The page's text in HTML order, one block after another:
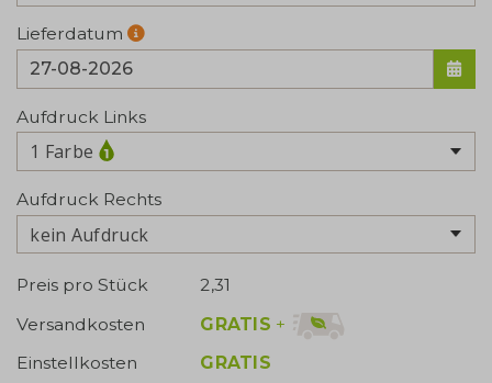
Lieferdatum
Aufdruck Links
1 Farbe
Aufdruck Rechts
kein Aufdruck
Preis pro Stück
2,31
Versandkosten
GRATIS +
Einstellkosten
GRATIS